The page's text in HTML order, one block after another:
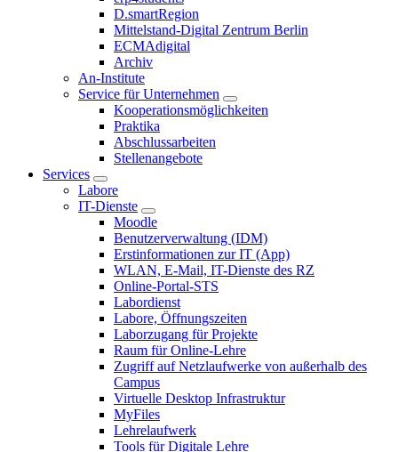
D.smartRegion
Mittelstand-Digital Zentrum Berlin
ECMAdigital
Archiv
An-Institute
Service für Unternehmen
Kooperationsmöglichkeiten
Praktika
Abschlussarbeiten
Stellenangebote
Services
Labore
IT-Dienste
Moodle
Benutzerverwaltung (IDM)
Erstinformationen zur IT (App)
WLAN, E-Mail, IT-Dienste des RZ
Online-Portal-STS
Labordienst
Labore, Öffnungszeiten
Laborzugang für Projekte
Raum für Online-Lehre
Zugriff auf Netzlaufwerke von außerhalb des
Campus
Virtuelle Desktop Infrastruktur
MyFiles
Lehrelaufwerk
Tools für Digitale Lehre